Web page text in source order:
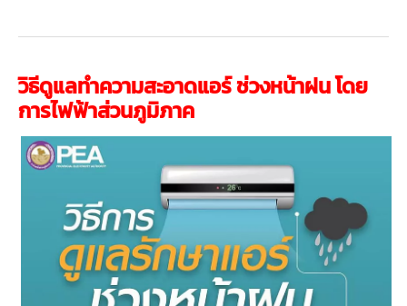
วิธีดูแลทำความสะอาดแอร์ ช่วงหน้าฝน โดย
การไฟฟ้าส่วนภูมิภาค